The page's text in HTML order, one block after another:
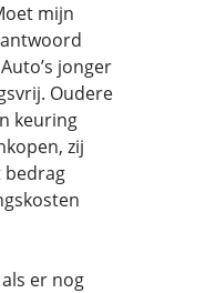
mijn
jonger
Oudere
keuring
zij
bedrag
er nog